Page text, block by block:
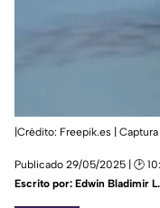
|Crédito: Freepik.es |
Publicado 29/05/2025 | 🕑
Escrito por: Edwin Bladimir L.